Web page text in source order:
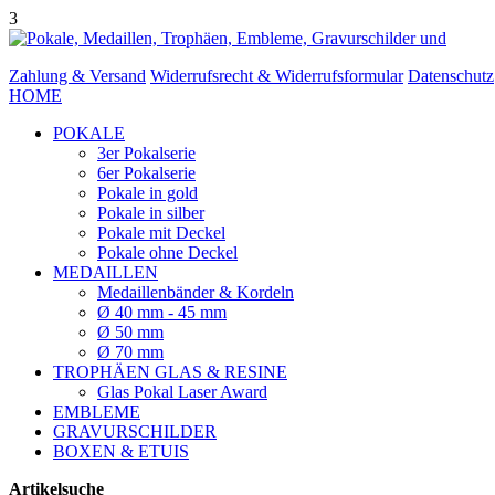
3
Zahlung & Versand Widerrufsrecht & Widerrufsformular Datenschutz
HOME
POKALE
3er Pokalserie
6er Pokalserie
Pokale in gold
Pokale in silber
Pokale mit Deckel
Pokale ohne Deckel
MEDAILLEN
Medaillenbänder & Kordeln
Ø 40 mm - 45 mm
Ø 50 mm
Ø 70 mm
TROPHÄEN GLAS & RESINE
Glas Pokal Laser Award
EMBLEME
GRAVURSCHILDER
BOXEN & ETUIS
Artikelsuche